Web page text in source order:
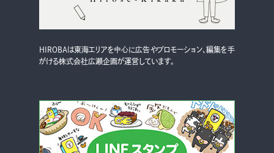
HIROBAは東海エリアを中心に広告やプロモーション、編集を手
がける株式会社広瀬企画が運営しています。